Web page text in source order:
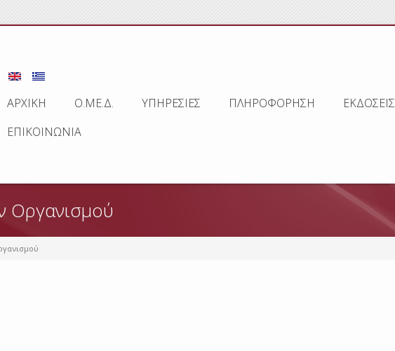
ΑΡΧΙΚΗ Ο.ΜΕ.Δ. ΥΠΗΡΕΣΙΕΣ ΠΛΗΡΟΦΟΡΗΣΗ ΕΚΔΟΣΕΙΣ
ΕΠΙΚΟΙΝΩΝΙΑ
Οργανισμού